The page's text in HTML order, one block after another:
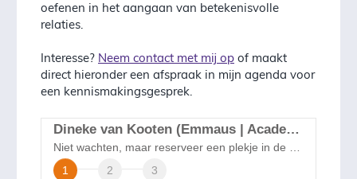
oefenen in het aangaan van betekenisvolle
relaties.
Interesse? Neem contact met mij op of maakt
direct hieronder een afspraak in mijn agenda voor
een kennismakingsgesprek.